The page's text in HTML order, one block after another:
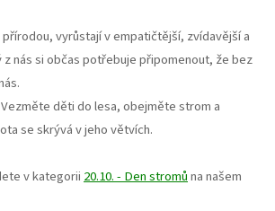
vyrůstají v empatičtější, zvídavější a
z nás si občas potřebuje připomenout, že bez
děti do lesa, obejměte strom a
se skrývá v jeho větvích.
v kategorii20.10. - Den stromůna našem